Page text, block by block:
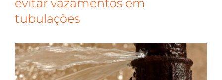
evitar vazamentos em
tubulações
View
Larger